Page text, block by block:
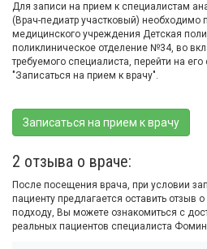
Для записи на прием к специалистам
(Врач-педиатр участковый) необходимо
медицинского учреждения Детская
поликлиническое отделение №34, во
требуемого специалиста, перейти на его
"Записаться на прием к врачу".
Записаться на прием к врачу
2 отзыва о враче:
После посещения врача, при условии
пациенту предлагается оставить отзыв
подходу, Вы можете ознакомиться с
реальных пациентов специалиста